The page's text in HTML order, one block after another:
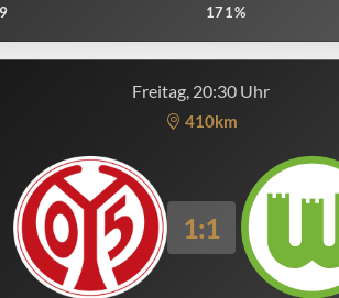
171%
Freitag, 20:30 Uhr
410km
1:1